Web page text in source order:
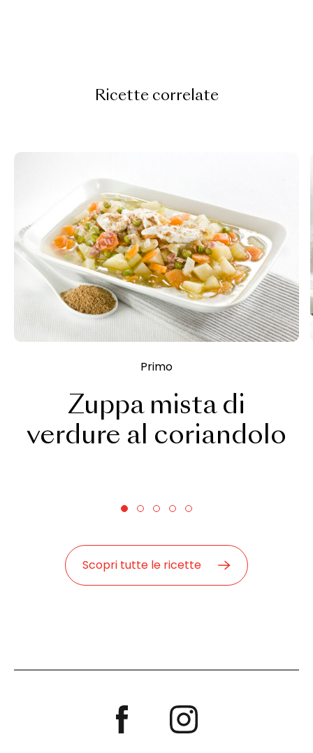
Ricette correlate
Primo
Zuppa mista di
verdure al coriandolo
Scopri tutte le ricette